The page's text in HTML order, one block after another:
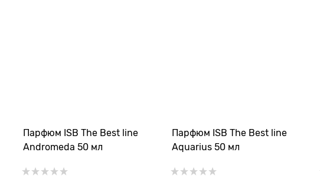
Парфюм ISB The Best line
Andromeda 50 мл
Парфюм ISB The Best line
Aquarius 50 мл